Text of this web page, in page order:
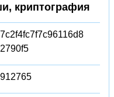
криптография